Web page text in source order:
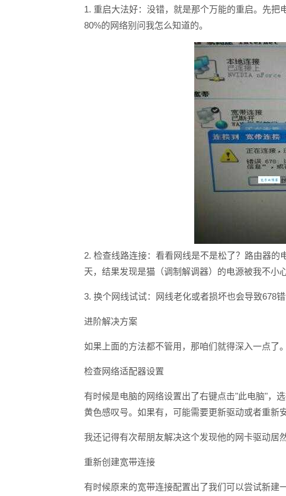
1. 重启大法好：没错，就是那个万能的重启。先
80%的网络别问我怎么知道的。
2. 检查线路连接：看看网线是不是松了？路由器
天，结果发现是猫（调制解调器）的电源被我不小
3. 换个网线试试：网线老化或者损坏也会导致678
进阶解决方案
如果上面的方法都不管用，那咱们就得深入一点了
检查网络适配器设置
有时候是电脑的网络设置出了右键点击"此电脑"，
黄色感叹号。如果有，可能需要更新驱动或者重新安
我还记得有次帮朋友解决这个发现他的网卡驱动居
重新创建宽带连接
有时候原来的宽带连接配置出了我们可以尝试新建一